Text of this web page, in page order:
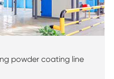
powder coating line